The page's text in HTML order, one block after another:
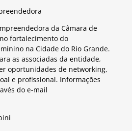
da Câmara de
fortalecimento do
na Cidade do Rio Grande.
as associadas da entidade,
oportunidades de networking,
e profissional. Informações
do e-mail